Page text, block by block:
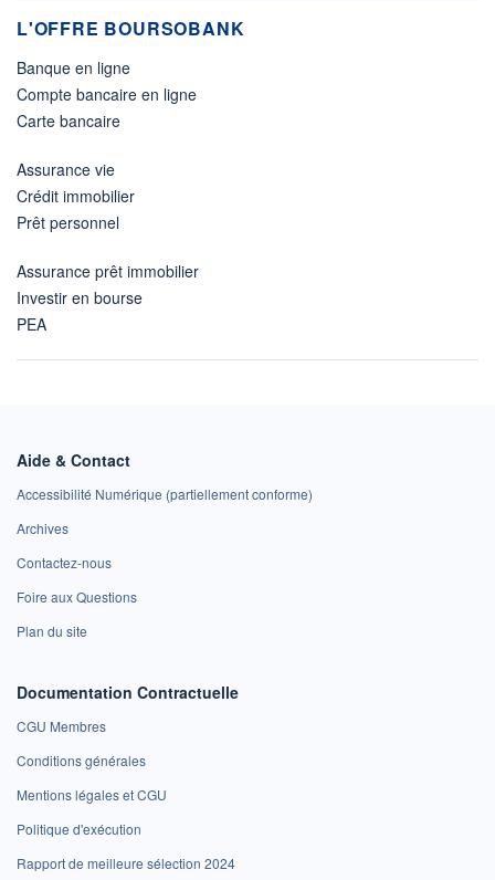
L'OFFRE BOURSOBANK
Banque en ligne
Compte bancaire en ligne
Carte bancaire
Assurance vie
Crédit immobilier
Prêt personnel
Assurance prêt immobilier
Investir en bourse
PEA
Aide & Contact
Accessibilité Numérique (partiellement conforme)
Archives
Contactez-nous
Foire aux Questions
Plan du site
Documentation Contractuelle
CGU Membres
Conditions générales
Mentions légales et CGU
Politique d'exécution
Rapport de meilleure sélection 2024